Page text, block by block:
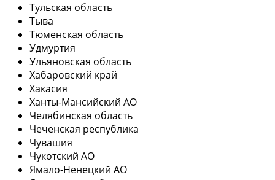
Тульская область
Тыва
Тюменская область
Удмуртия
Ульяновская область
Хабаровский край
Хакасия
Ханты-Мансийский АО
Челябинская область
Чеченская республика
Чувашия
Чукотский АО
Ямало-Ненецкий АО